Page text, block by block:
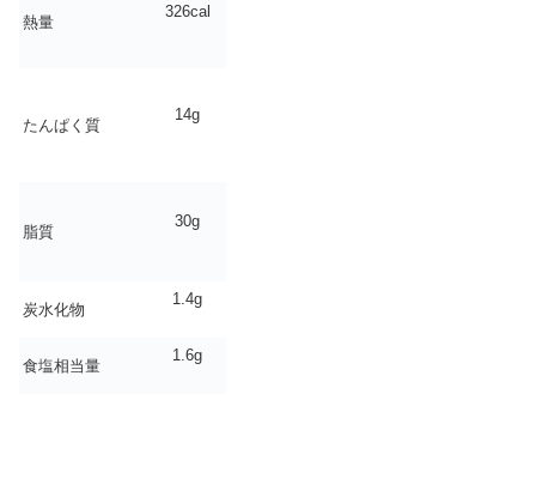
熱量
326cal
たんぱく質
14g
脂質
30g
炭水化物
1.4g
食塩相当量
1.6g